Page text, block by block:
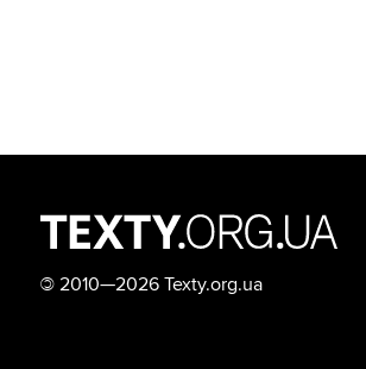
© 2010—2026 Texty.org.ua